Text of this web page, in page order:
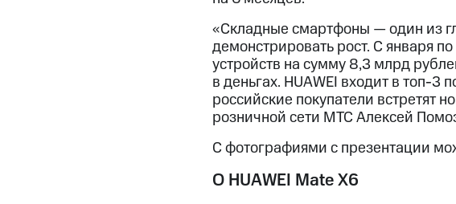
«Складные смартфоны — один из
демонстрировать рост. С января
устройств на сумму 8,3 млрд
в деньгах. HUAWEI входит в топ-
российские покупатели встретят
розничной сети МТС Алексей
С фотографиями с презентации
О HUAWEI Mate X6